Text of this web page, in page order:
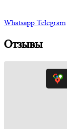
Whatsapp Telegram
Отзывы